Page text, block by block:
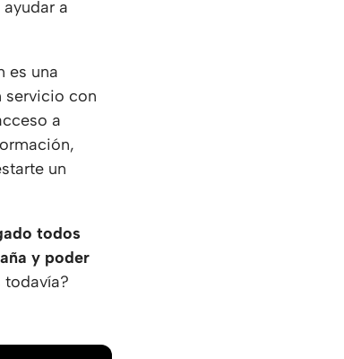
a
es una
servicio con
a
un
todos
y poder
todavía?